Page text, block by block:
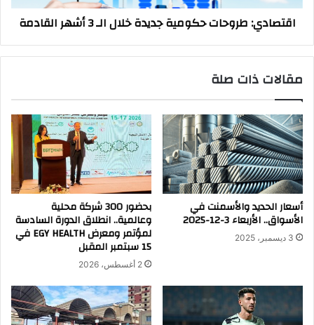
القادمة
اقتصادي: طروحات حكومية جديدة خلال الـ 3 أشهر القادمة
مقالات ذات صلة
أسعار الحديد والأسمنت في
الأسواق.. الأربعاء 3-12-2025
3 ديسمبر، 2025
بحضور 300 شركة محلية
وعالمية.. انطلاق الدورة السادسة
لمؤتمر ومعرض EGY HEALTH في
15 سبتمبر المقبل
2 أغسطس، 2026